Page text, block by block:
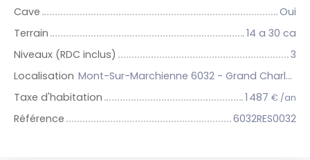
Cave
Oui
Terrain
14 a 30 ca
Niveaux (RDC inclus)
3
Localisation
Mont-Sur-Marchienne 6032 - Grand Charleroi et 14 communes
Taxe d'habitation
1 487 € /an
Référence 6032RES0032